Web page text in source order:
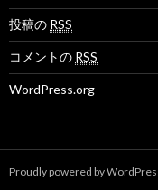
投稿の RSS
コメントの RSS
WordPress.org
Proudly powered by